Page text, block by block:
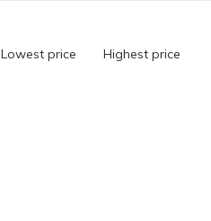
Lowest price Highest price